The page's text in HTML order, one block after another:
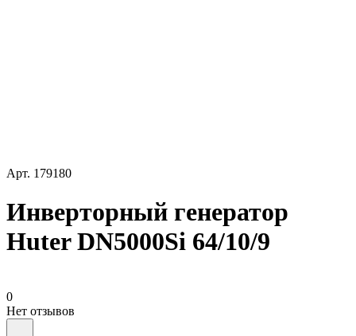
Арт. 179180
Инверторный генератор
Huter DN5000Si 64/10/9
0
Нет отзывов